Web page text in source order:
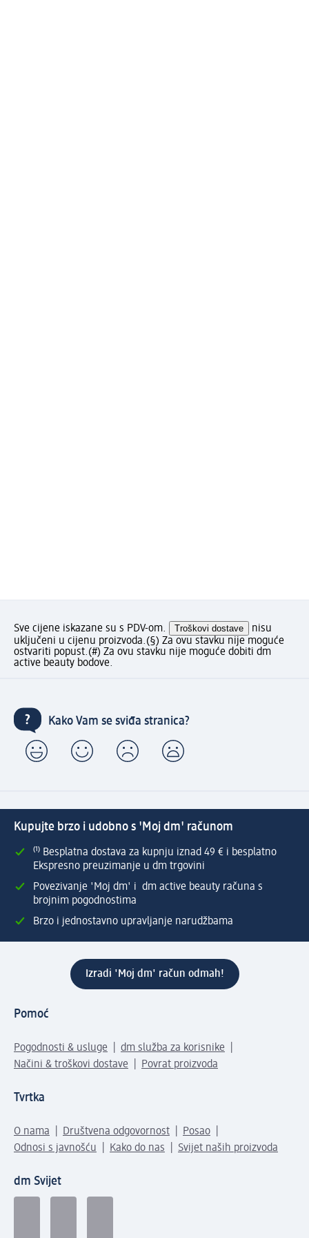
Sve cijene iskazane su s PDV-om. Troškovi dostave
nisu
uključeni u cijenu proizvoda.(§) Za ovu stavku nije moguće
ostvariti popust.(#) Za ovu stavku nije moguće dobiti dm
active beauty bodove.
Kako Vam se sviđa stranica?
Kupujte brzo i udobno s 'Moj dm' računom
⁽¹⁾ Besplatna dostava za kupnju iznad 49 € i besplatno
Ekspresno preuzimanje u dm trgovini
Povezivanje 'Moj dm' i dm active beauty računa s
brojnim pogodnostima
Brzo i jednostavno upravljanje narudžbama
Izradi 'Moj dm' račun odmah!
Pomoć
Pogodnosti & usluge
dm služba za korisnike
Načini & troškovi dostave
Povrat proizvoda
Tvrtka
O nama Društvena odgovornost
Posao
Odnosi s javnošću
Kako do nas Svijet naših proizvoda
dm Svijet